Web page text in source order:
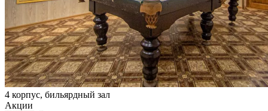
4 корпус, бильярдный зал
Акции